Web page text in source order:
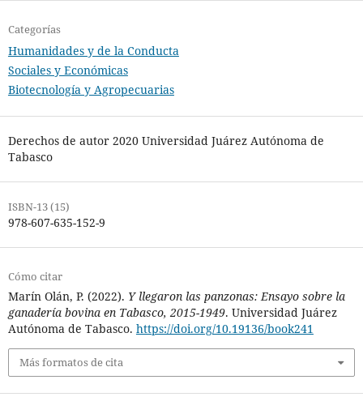
Categorías
Humanidades y de la Conducta
Sociales y Económicas
Biotecnología y Agropecuarias
Derechos de autor 2020 Universidad Juárez Autónoma de
Tabasco
ISBN-13 (15)
978-607-635-152-9
Cómo citar
Marín Olán, P. (2022). Y llegaron las panzonas: Ensayo sobre la
ganadería bovina en Tabasco, 2015-1949. Universidad Juárez
Autónoma de Tabasco. https://doi.org/10.19136/book241
Más formatos de cita